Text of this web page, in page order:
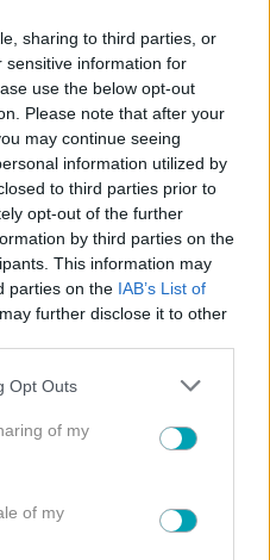
sharing to third parties, or
sensitive information for
use the below opt-out
Please note that after your
may continue seeing
information utilized by
to third parties prior to
opt-out of the further
by third parties on the
This information may
parties on the IAB’s List of
further disclose it to other
uses one or more Google
behaviour. You may click to
and its third-party tags to
purposes in below Google
Opt Outs
of my
of my
τι έλεγε για τον
της
, NEWS
Μποτία: Ο πραγματικός
και το δεύτερο μωρό
, NEWS
Βασίλης Μηλιώνης: «Το να
απελευθερώνει από τους